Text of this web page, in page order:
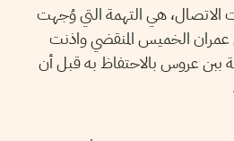
الاتصال، هي التهمة التي وُجهت
عمران الخميس المنقضي واذنت
ببن عروس بالاحتفاظ به قبل أن